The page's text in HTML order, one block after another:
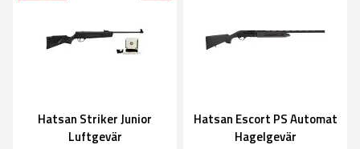
Hatsan Striker Junior
Luftgevär
Hatsan Escort PS Automat
Hagelgevär